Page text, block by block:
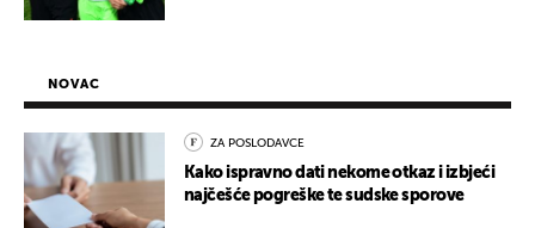
NOVAC
ZA POSLODAVCE
Kako ispravno dati nekome otkaz i izbjeći
najčešće pogreške te sudske sporove